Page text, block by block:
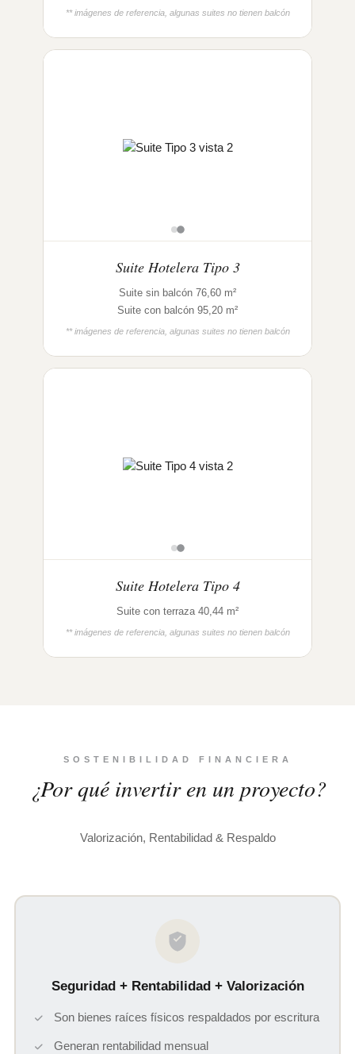
** imágenes de referencia, algunas suites no tienen balcón
Suite Hotelera Tipo 3
Suite sin balcón 76,60 m²
Suite con balcón 95,20 m²
** imágenes de referencia, algunas suites no tienen balcón
Suite Hotelera Tipo 4
Suite con terraza 40,44 m²
** imágenes de referencia, algunas suites no tienen balcón
SOSTENIBILIDAD FINANCIERA
¿Por qué invertir en un proyecto?
Valorización, Rentabilidad & Respaldo
Seguridad + Rentabilidad + Valorización
Son bienes raíces físicos respaldados por escritura
Generan rentabilidad mensual